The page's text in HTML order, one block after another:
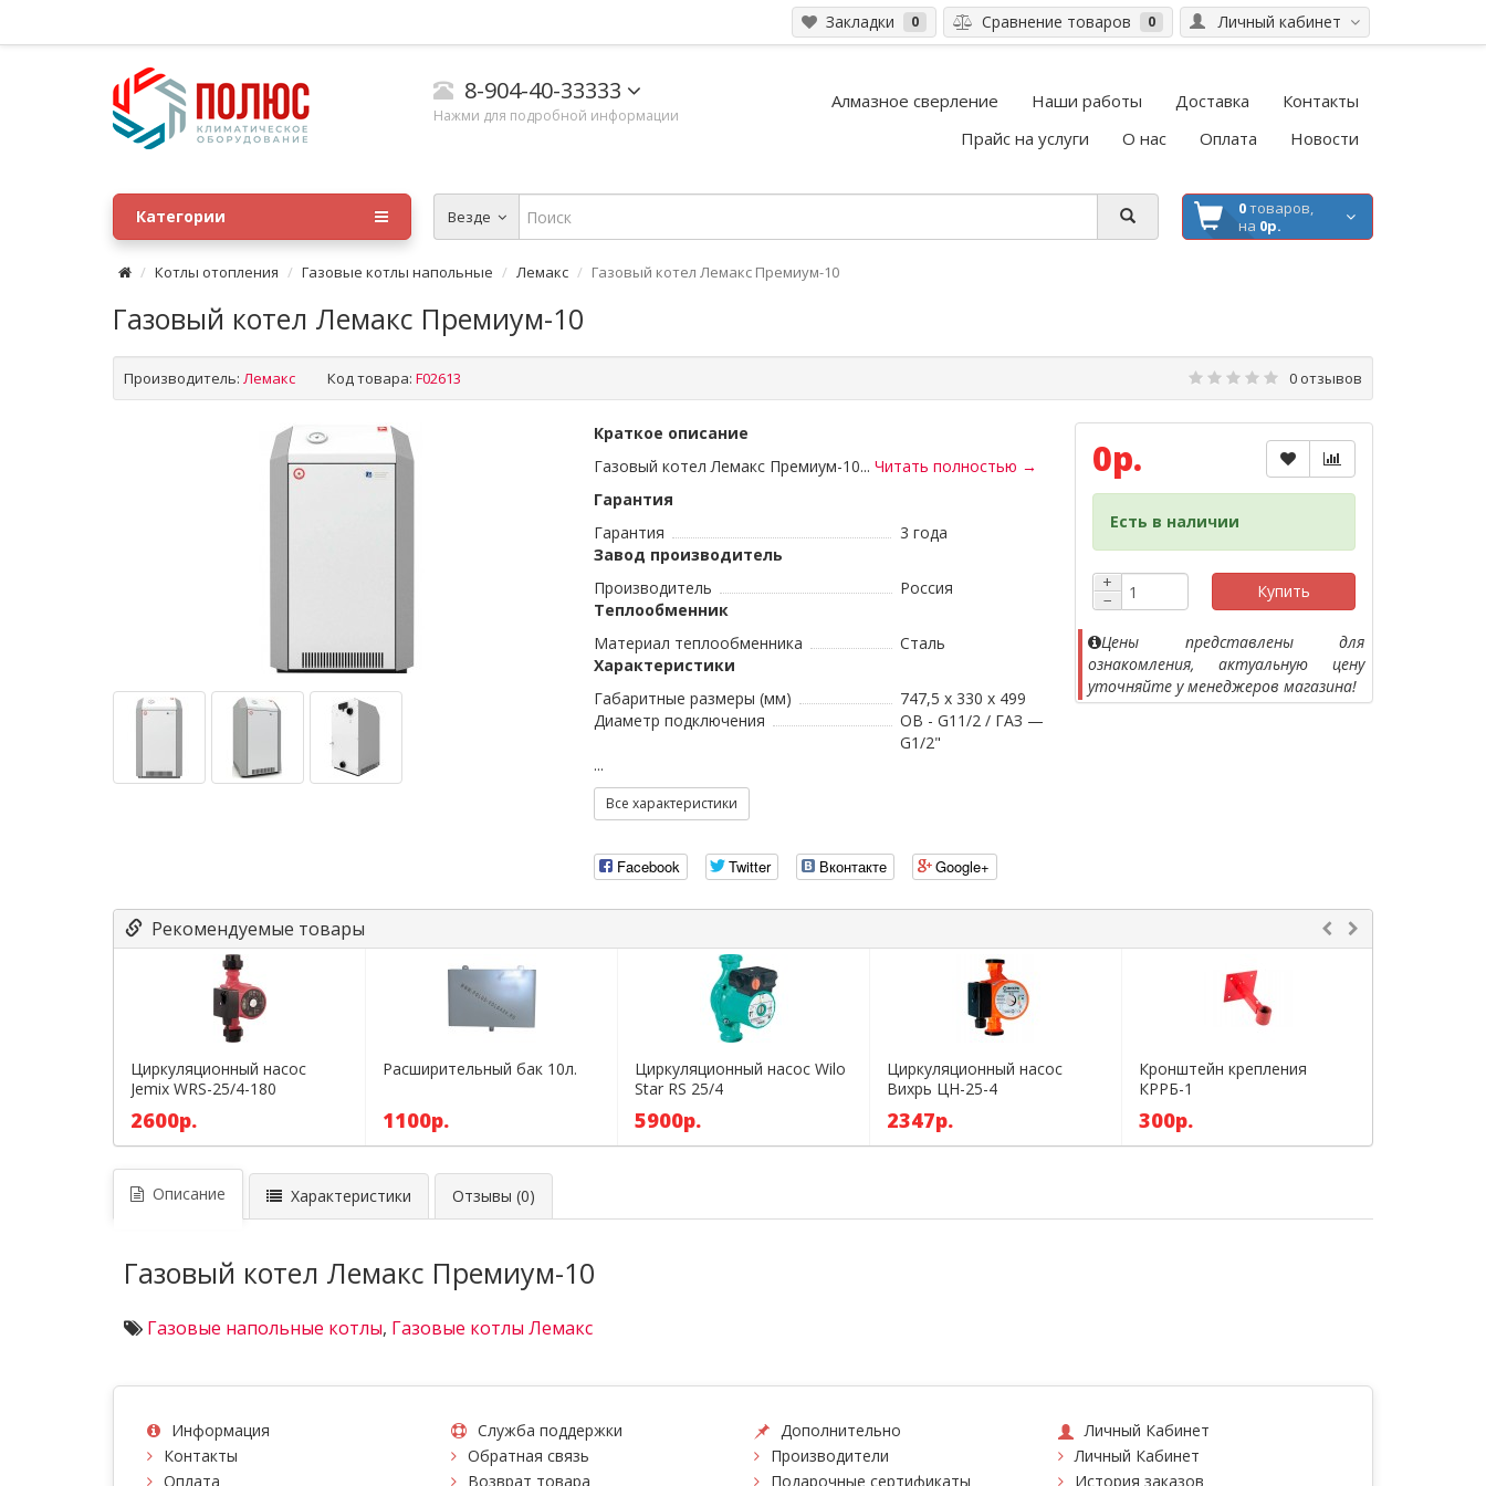
Личный кабинет
Закладки 0 Сравнение товаров 0
8-904-40-33333
Нажми для подробной информации
Алмазное сверление Наши работы Доставка
Контакты
Прайс на услуги
О нас Оплата Новости
Везде 0товаров,
на 0р.
Категории
Котлы отопления Газовые котлы напольные Лемакс Газовый котел Лемакс Премиум-10
Газовый котел Лемакс Премиум-10
Производитель: Лемакс Код товара: F02613 0 отзывов
Краткое описание
Газовый котел Лемакс Премиум-10... Читать полностью →
Гарантия
Гарантия
3 года
Завод производитель
Производитель
Россия
Теплообменник
Материал теплообменника
Сталь
Характеристики
Габаритные размеры (мм)
747,5 x 330 x 499
Диаметр подключения
ОВ - G11/2 / ГАЗ —
G1/2"
...
Все характеристики
Facebook Twitter Вконтакте Google+
0р.
Есть в наличии
+
−
Купить
Цены представлены для
ознакомления, актуальную цену
уточняйте у менеджеров магазина!
Рекомендуемые товары
Циркуляционный насос
Jemix WRS-25/4-180
2600р.
Расширительный бак 10л.
1100р.
Циркуляционный насос Wilo
Star RS 25/4
5900р.
Циркуляционный насос
Вихрь ЦН-25-4
2347р.
Кронштейн крепления
КРРБ-1
300р.
Описание Характеристики Отзывы (0)
Газовый котел Лемакс Премиум-10
Газовые напольные котлы, Газовые котлы Лемакс
Информация
Контакты
Оплата
Служба поддержки
Обратная связь
Возврат товара
Дополнительно
Производители
Подарочные сертификаты
Личный Кабинет
Личный Кабинет
История заказов